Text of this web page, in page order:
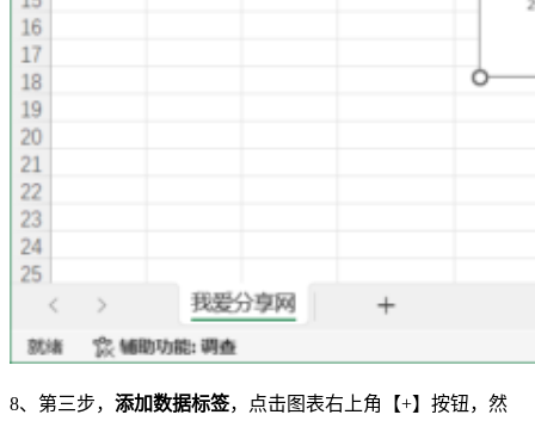
8、第三步， 添加数据标签，点击图表右上角【+】按钮，然